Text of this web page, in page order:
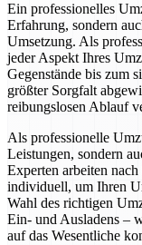
Ein professionelles
Erfahrung, sondern
Umsetzung. Als
jeder Aspekt Ihres
Gegenstände bis zum
größter Sorgfalt
reibungslosen Ablauf
Als professionelle
Leistungen, sondern
Experten arbeiten
individuell, um Ihren
Wahl des richtigen
Ein- und Ausladens –
auf das Wesentliche